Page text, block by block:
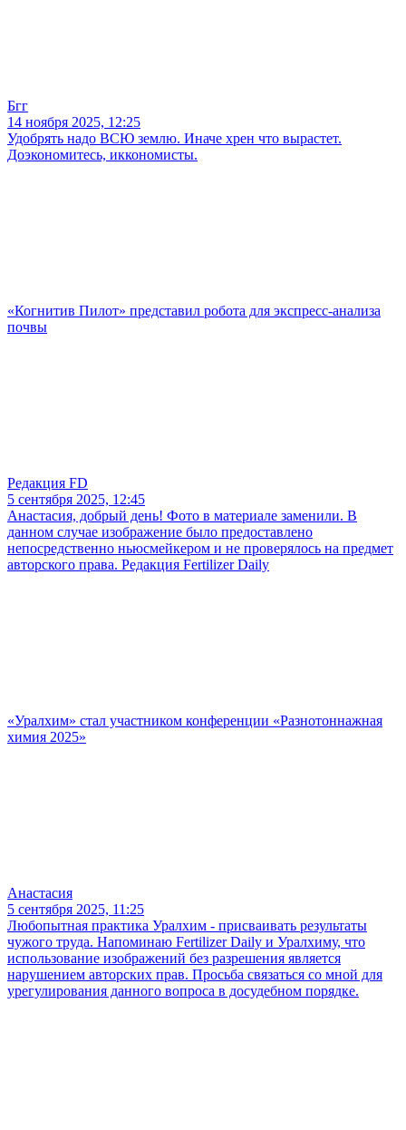
Бгг
14 ноября 2025, 12:25
Удобрять надо ВСЮ землю. Иначе хрен что вырастет.
Доэкономитесь, иккономисты.
«Когнитив Пилот» представил робота для экспресс-анализа
почвы
Редакция FD
5 сентября 2025, 12:45
Анастасия, добрый день! Фото в материале заменили. В
данном случае изображение было предоставлено
непосредственно ньюсмейкером и не проверялось на предмет
авторского права. Редакция Fertilizer Daily
«Уралхим» стал участником конференции «Разнотоннажная
химия 2025»
Анастасия
5 сентября 2025, 11:25
Любопытная практика Уралхим - присваивать результаты
чужого труда. Напоминаю Fertilizer Daily и Уралхиму, что
использование изображений без разрешения является
нарушением авторских прав. Просьба связаться со мной для
урегулирования данного вопроса в досудебном порядке.